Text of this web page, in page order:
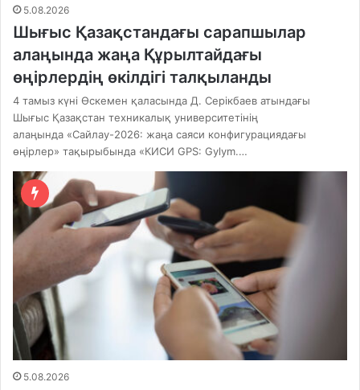
5.08.2026
Шығыс Қазақстандағы сарапшылар
алаңында жаңа Құрылтайдағы
өңірлердің өкілдігі талқыланды
4 тамыз күні Өскемен қаласында Д. Серікбаев атындағы
Шығыс Қазақстан техникалық университетінің
алаңында «Сайлау-2026: жаңа саяси конфигурациядағы
өңірлер» тақырыбында «КИСИ GPS: Gylym.…
5.08.2026